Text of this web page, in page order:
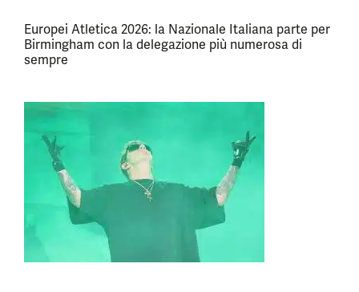
Europei Atletica 2026: la Nazionale Italiana parte per
Birmingham con la delegazione più numerosa di
sempre